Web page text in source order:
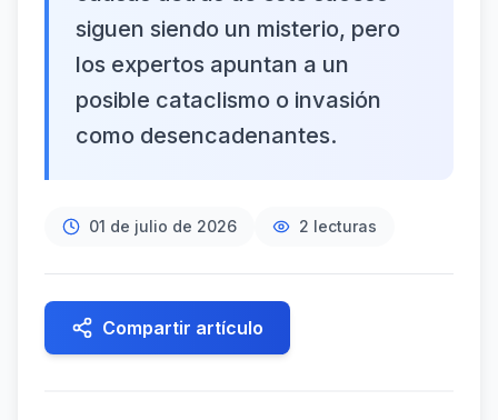
siguen siendo un misterio, pero
los expertos apuntan a un
posible cataclismo o invasión
como desencadenantes.
01 de julio de 2026 2 lecturas
Compartir artículo